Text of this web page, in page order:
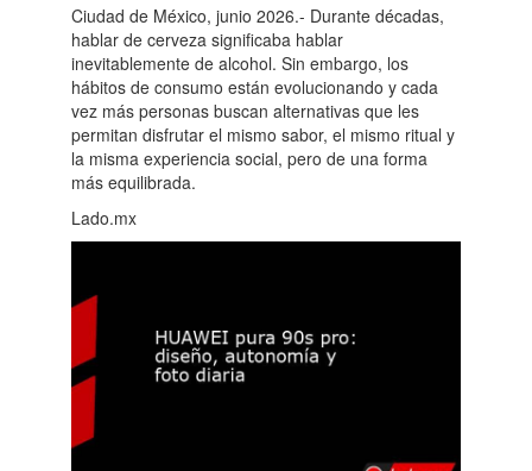
Ciudad de México, junio 2026.- Durante décadas,
hablar de cerveza significaba hablar
inevitablemente de alcohol. Sin embargo, los
hábitos de consumo están evolucionando y cada
vez más personas buscan alternativas que les
permitan disfrutar el mismo sabor, el mismo ritual y
la misma experiencia social, pero de una forma
más equilibrada.
Lado.mx